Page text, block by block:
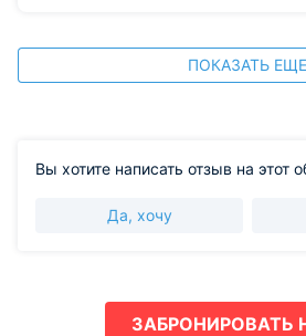
ПОКАЗАТЬ ЕЩЕ
Вы хотите написать отзыв на этот
Да, хочу
ЗАБРОНИРОВАТЬ